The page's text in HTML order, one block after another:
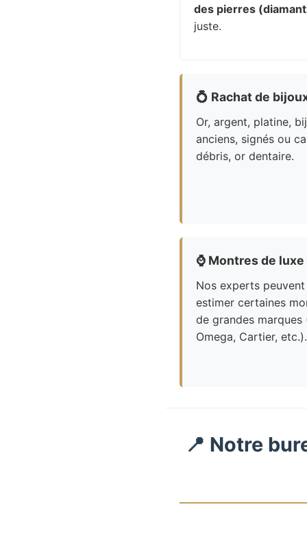
des pierres
juste.
💍 Rachat de
Or, argent, platine,
anciens, signés ou
débris, or dentaire.
⌚ Montres de luxe
Nos experts peuvent
estimer certaines
de grandes marques
Omega, Cartier, etc.).
📍 Notre